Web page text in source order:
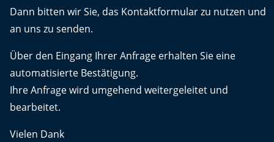
Dann bitten wir Sie, das Kontaktformular zu nutzen und
an uns zu senden.
Über den Eingang Ihrer Anfrage erhalten Sie eine
automatisierte Bestätigung.
Ihre Anfrage wird umgehend weitergeleitet und
bearbeitet.
Vielen Dank